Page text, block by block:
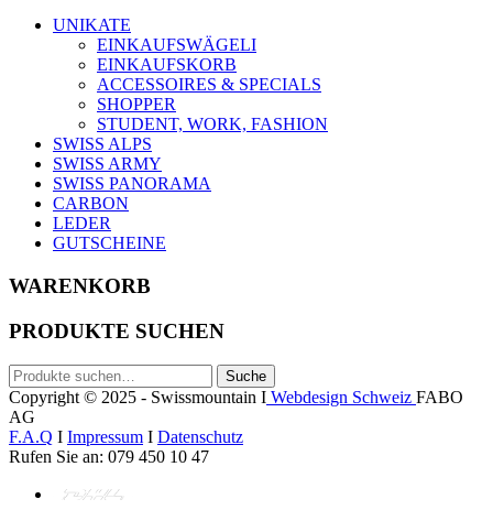
UNIKATE
EINKAUFSWÄGELI
EINKAUFSKORB
ACCESSOIRES & SPECIALS
SHOPPER
STUDENT, WORK, FASHION
SWISS ALPS
SWISS ARMY
SWISS PANORAMA
CARBON
LEDER
GUTSCHEINE
WARENKORB
PRODUKTE SUCHEN
Suche
nach:
Suche
Copyright © 2025 - Swissmountain I Webdesign Schweiz FABO
AG
F.A.Q I Impressum I Datenschutz
Rufen Sie an: 079 450 10 47